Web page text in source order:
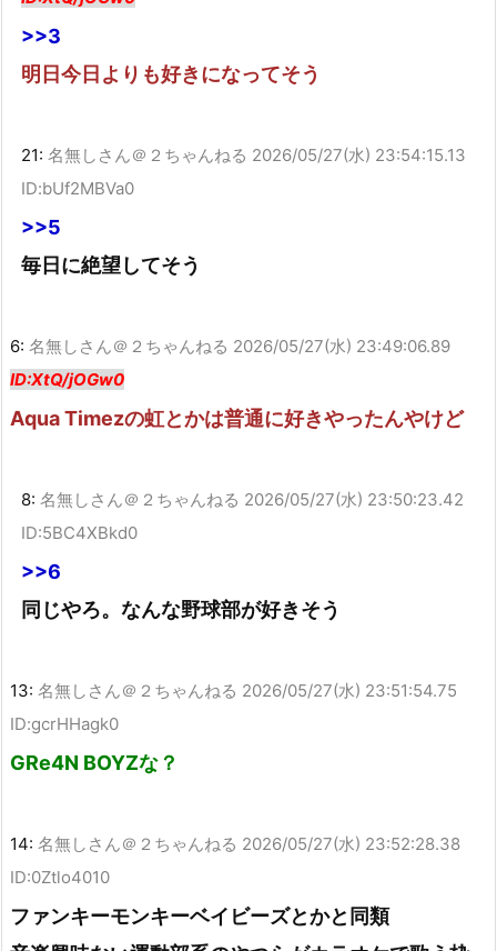
>>3
明日今日よりも好きになってそう
21: 名無しさん＠２ちゃんねる 2026/05/27(水) 23:54:15.13
ID:bUf2MBVa0
>>5
毎日に絶望してそう
6: 名無しさん＠２ちゃんねる 2026/05/27(水) 23:49:06.89
ID:XtQ/jOGw0
Aqua Timezの虹とかは普通に好きやったんやけど
8: 名無しさん＠２ちゃんねる 2026/05/27(水) 23:50:23.42
ID:5BC4XBkd0
>>6
同じやろ。なんな野球部が好きそう
13: 名無しさん＠２ちゃんねる 2026/05/27(水) 23:51:54.75
ID:gcrHHagk0
GRe4N BOYZな？
14: 名無しさん＠２ちゃんねる 2026/05/27(水) 23:52:28.38
ID:0Ztlo4010
ファンキーモンキーベイビーズとかと同類